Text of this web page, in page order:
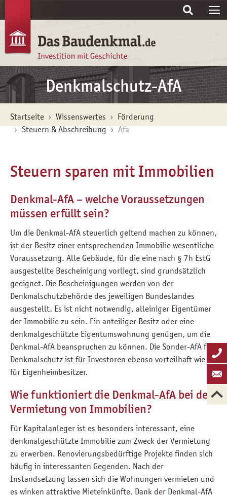
Denkmalschutz-AfA
Startseite Wissenswertes
Förderung
Steuern & Abschreibung
Afa
Steuern sparen mit Immobilien
Denkmal-AfA – welche Voraussetzungen
müssen erfüllt sein?
Um die Denkmal-AfA steuerlich geltend machen zu können,
ist der Besitz einer entsprechenden Immobilie wesentliche
Voraussetzung. Alle Gebäude, für die eine nach § 7h EstG
ausgestellte Bescheinigung vorliegt, sind grundsätzlich
geeignet. Die Bescheinigungen werden von der
Denkmalschutzbehörde des jeweiligen Bundeslandes
ausgestellt. Es ist nicht notwendig, alleiniger Eigentümer
der Immobilie zu sein. Ein anteiliger Besitz oder eine
denkmalgeschützte Eigentumswohnung genügen, um die
Denkmal-AfA beanspruchen zu können. Die Sonder-AfA für
Denkmalschutz ist für Investoren ebenso vorteilhaft wie
für Eigenheimbesitzer.
Wie funktioniert die Denkmal-AfA bei der
Vermietung von Immobilien?
Für Kapitalanleger ist es besonders interessant, eine
denkmalgeschützte Immobilie zum Zweck der Vermietung
zu erwerben. Renovierungsbedürftige Projekte finden sich
häufig in interessanten Gegenden. Nach der
Instandsetzung lassen sich die Wohnungen vermieten und
es winken attraktive Mieteinkünfte. Dank der Denkmal-AfA